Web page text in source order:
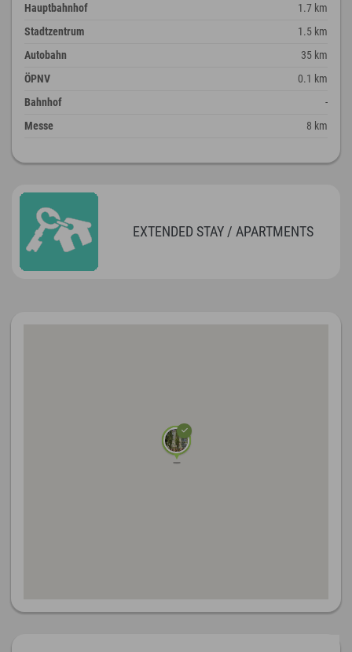
Hauptbahnhof
1.7 km
Stadtzentrum
1.5 km
Autobahn
35 km
ÖPNV
0.1 km
Bahnhof
-
Messe
8 km
EXTENDED STAY / APARTMENTS